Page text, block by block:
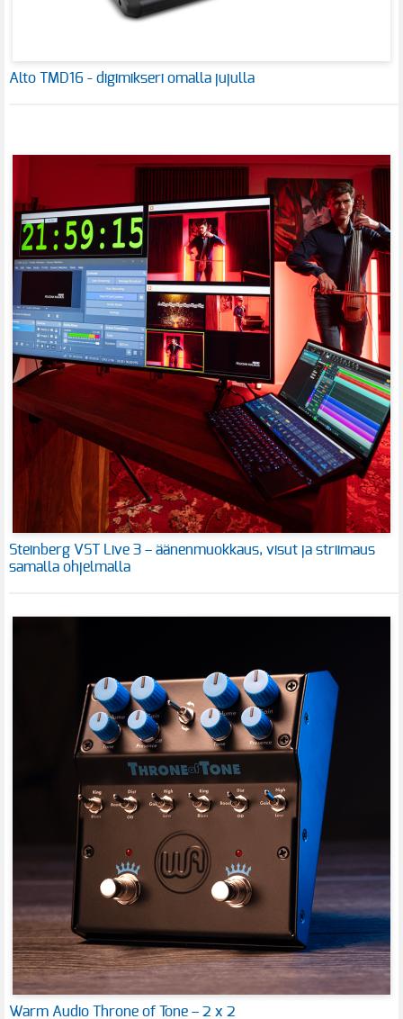
Alto TMD16 - digimikseri omalla jujulla
Steinberg VST Live 3 – äänenmuokkaus, visut ja striimaus
samalla ohjelmalla
Warm Audio Throne of Tone – 2 x 2